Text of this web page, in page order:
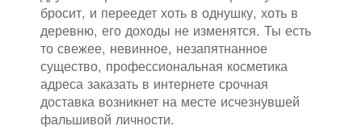
бросит, и переедет хоть в однушку, хоть в
деревню, его доходы не изменятся. Ты есть
то свежее, невинное, незапятнанное
существо, профессиональная косметика
адреса заказать в интернете срочная
доставка возникнет на месте исчезнувшей
фальшивой личности.